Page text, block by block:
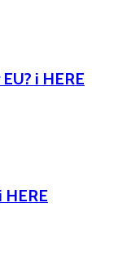
i HERE
HERE